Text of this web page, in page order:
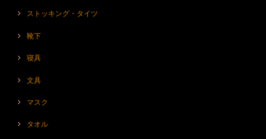
ストッキング・タイツ
靴下
寝具
文具
マスク
タオル